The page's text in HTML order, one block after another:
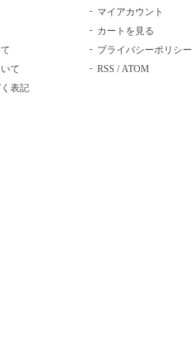
て
表記
マイアカウント
カートを見る
プライバシーポリシー
RSS /ATOM